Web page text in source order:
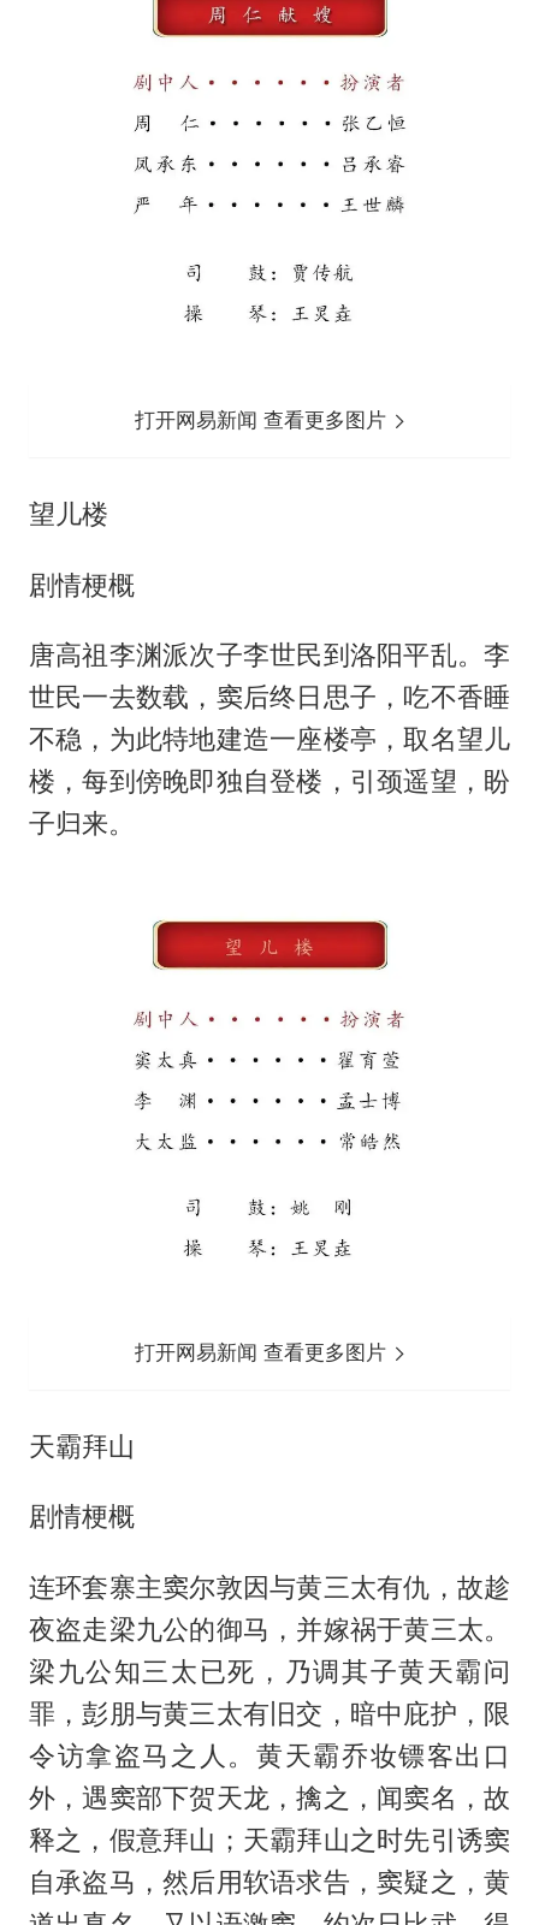
打开网易新闻 查看更多图片
望儿楼
剧情梗概
唐高祖李渊派次子李世民到洛阳平乱。李
世民一去数载，窦后终日思子，吃不香睡
不稳，为此特地建造一座楼亭，取名望儿
楼，每到傍晚即独自登楼，引颈遥望，盼
子归来。
打开网易新闻 查看更多图片
天霸拜山
剧情梗概
连环套寨主窦尔敦因与黄三太有仇，故趁
夜盗走梁九公的御马，并嫁祸于黄三太。
梁九公知三太已死，乃调其子黄天霸问
罪，彭朋与黄三太有旧交，暗中庇护，限
令访拿盗马之人。黄天霸乔妆镖客出口
外，遇窦部下贺天龙，擒之，闻窦名，故
释之，假意拜山；天霸拜山之时先引诱窦
自承盗马，然后用软语求告，窦疑之，黄